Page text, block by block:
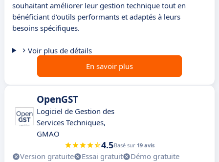
souhaitant améliorer leur gestion technique tout en
bénéficiant d'outils performants et adaptés à leurs
besoins spécifiques.
Voir plus de détails
En savoir plus
OpenGST
Logiciel de Gestion des
Services Techniques,
GMAO
4.5Basé sur 19 avis
Version gratuite Essai gratuit
Démo gratuite